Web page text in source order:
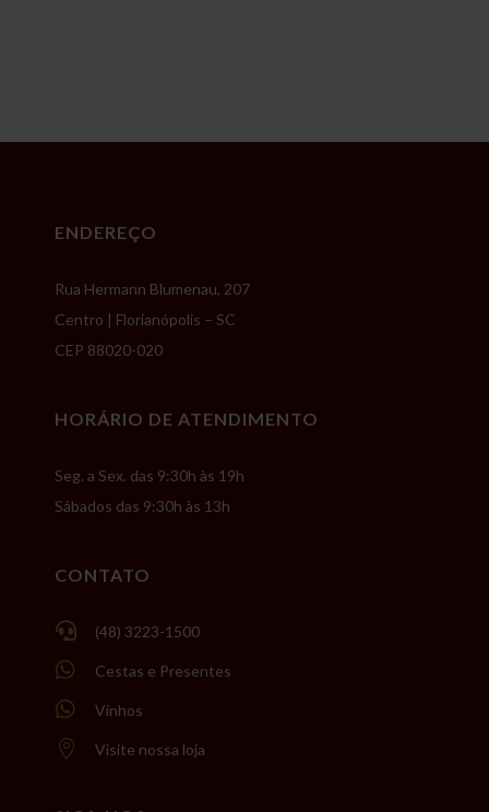
ENDEREÇO
Rua Hermann Blumenau, 207
Centro | Florianópolis – SC
CEP 88020-020
HORÁRIO DE ATENDIMENTO
Seg. a Sex. das 9:30h às 19h
Sábados das 9:30h às 13h
CONTATO
 (48) 3223-1500
 Cestas e Presentes
 Vinhos
 Visite nossa loja